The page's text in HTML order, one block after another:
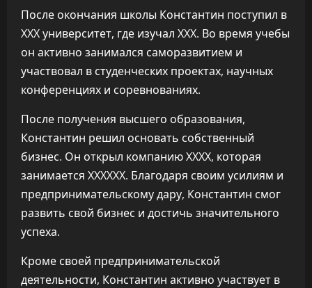
После окончания школы Константин поступил в
XXX университет, где изучал XXX. Во время учебы
он активно занимался саморазвитием и
участвовал в студенческих проектах, научных
конференциях и соревнованиях.
После получения высшего образования,
Константин решил основать собственный
бизнес. Он открыл компанию XXXX, которая
занимается XXXXXX. Благодаря своим усилиям и
предпринимательскому дару, Константин смог
развить свой бизнес и достичь значительного
успеха.
Кроме своей предпринимательской
деятельности, Константин активно участвует в